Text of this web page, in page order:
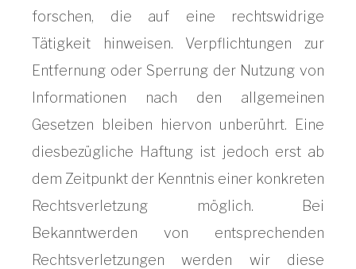
forschen, die auf eine rechtswidrige
Tätigkeit hinweisen. Verpflichtungen zur
Entfernung oder Sperrung der Nutzung von
Informationen nach den allgemeinen
Gesetzen bleiben hiervon unberührt. Eine
diesbezügliche Haftung ist jedoch erst ab
dem Zeitpunkt der Kenntnis einer konkreten
Rechtsverletzung möglich. Bei
Bekanntwerden von entsprechenden
Rechtsverletzungen werden wir diese